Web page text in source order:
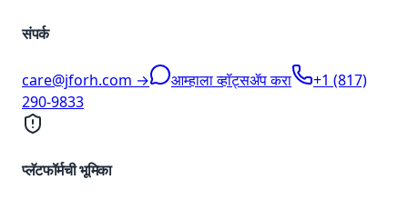
संपर्क
care@jforh.com → आम्हाला व्हॉट्सॲप करा
+1 (817)
290-9833
प्लॅटफॉर्मची भूमिका